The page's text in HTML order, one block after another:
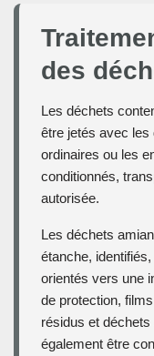
des
Les déchets
être jetés avec
ordinaires ou les
conditionnés,
autorisée.
Les déchets
étanche,
orientés vers une
de protection,
résidus et
également être